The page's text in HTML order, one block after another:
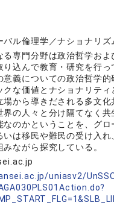
バル倫理学／ナショナリ
専門分野は政治哲学お
り込んで教育・研究を行
意義についての政治哲学
クな価値とナショナリテ
から導きだされる多文
界の人々と分け隔てなく
なのかということを、グ
いは移民や難民の受け入
ながら探究している。
uniasv2/